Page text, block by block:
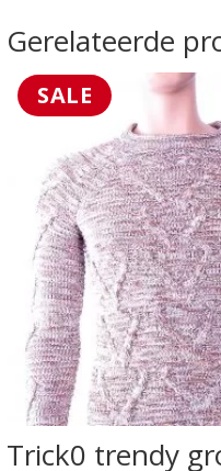
Gerelateerde
SALE
Trick0 trendy